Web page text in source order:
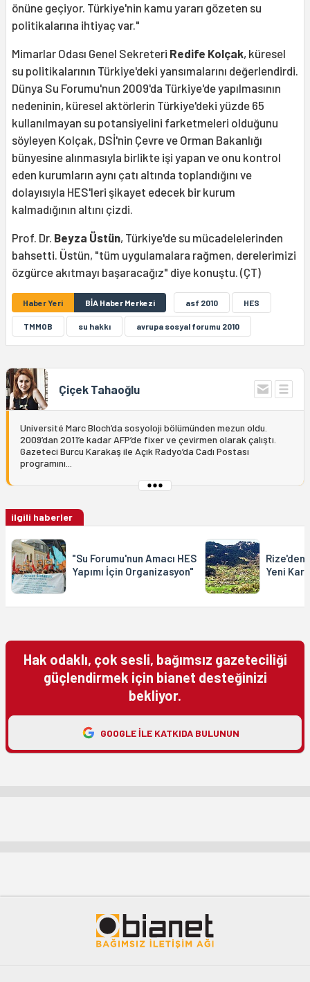
önüne geçiyor. Türkiye'nin kamu yararı gözeten su
politikalarına ihtiyaç var."
Mimarlar Odası Genel Sekreteri Redife Kolçak, küresel
su politikalarının Türkiye'deki yansımalarını değerlendirdi.
Dünya Su Forumu'nun 2009'da Türkiye'de yapılmasının
nedeninin, küresel aktörlerin Türkiye'deki yüzde 65
kullanılmayan su potansiyelini farketmeleri olduğunu
söyleyen Kolçak, DSİ'nin Çevre ve Orman Bakanlığı
bünyesine alınmasıyla birlikte işi yapan ve onu kontrol
eden kurumların aynı çatı altında toplandığını ve
dolayısıyla HES'leri şikayet edecek bir kurum
kalmadığının altını çizdi.
Prof. Dr. Beyza Üstün, Türkiye'de su mücadelelerinden
bahsetti. Üstün, "tüm uygulamalara rağmen, derelerimizi
özgürce akıtmayı başaracağız" diye konuştu. (ÇT)
Haber Yeri BİA Haber Merkezi asf 2010 HES
TMMOB su hakkı avrupa sosyal forumu 2010
Çiçek Tahaoğlu
Université Marc Bloch’da sosyoloji bölümünden mezun oldu.
2009’dan 2011’e kadar AFP’de fixer ve çevirmen olarak çalıştı.
Gazeteci Burcu Karakaş ile Açık Radyo’da Cadı Postası
programını...
ilgili haberler
"Su Forumu'nun Amacı HES
Yapımı İçin Organizasyon"
Rize'den
Yeni
Hak odaklı, çok sesli, bağımsız gazeteciliği
güçlendirmek için bianet desteğinizi
bekliyor.
GOOGLE ILE KATKIDA BULUNUN